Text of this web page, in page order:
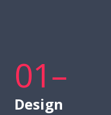
01–
Design